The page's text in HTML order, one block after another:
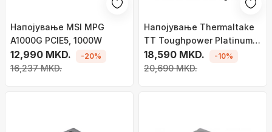
Напојување MSI MPG
A1000G PCIE5, 1000W
12,990 MKD.
16,237 MKD.
-20%
Напојување Thermaltake
TT Toughpower Platinum
SFX, 1000W
18,590 MKD.
20,690 MKD.
-10%